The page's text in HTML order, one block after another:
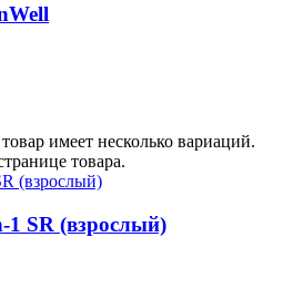
имеет несколько вариаций.
товара.
SR (взрослый)